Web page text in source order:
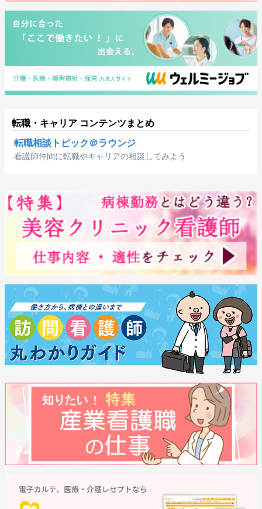
転職・キャリア コンテンツまとめ
転職相談トピック＠ラウンジ
看護師仲間に転職やキャリアの相談してみよう